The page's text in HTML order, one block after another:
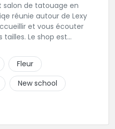
salon de tatouage en
réunie autour de Lexy
et vous écouter
Le shop est
Fleur
New school